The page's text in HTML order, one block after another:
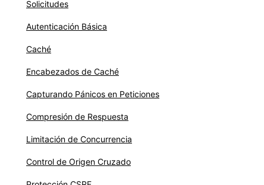
Solicitudes
Autenticación Básica
Caché
Encabezados de Caché
Capturando Pánicos en Peticiones
Compresión de Respuesta
Limitación de Concurrencia
Control de Origen Cruzado